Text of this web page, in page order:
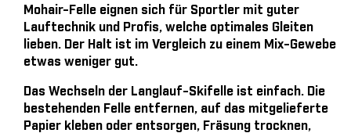
Mohair-Felle eignen sich für Sportler mit guter
Lauftechnik und Profis, welche optimales Gleiten
lieben. Der Halt ist im Vergleich zu einem Mix-Gewebe
etwas weniger gut.
Das Wechseln der Langlauf-Skifelle ist einfach. Die
bestehenden Felle entfernen, auf das mitgelieferte
Papier kleben oder entsorgen, Fräsung trocknen,